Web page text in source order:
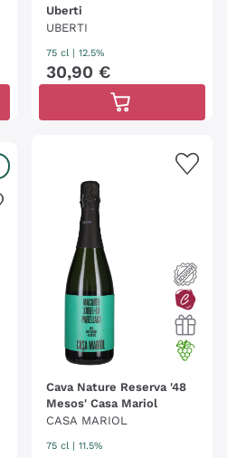
Uberti
UBERTI
75 cl | 12.5%
30,90 €
Cava Nature Reserva '48
Mesos' Casa Mariol
CASA MARIOL
75 cl | 11.5%